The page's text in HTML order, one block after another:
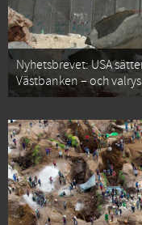
Nyhetsbrevet: USA
Västbanken – och